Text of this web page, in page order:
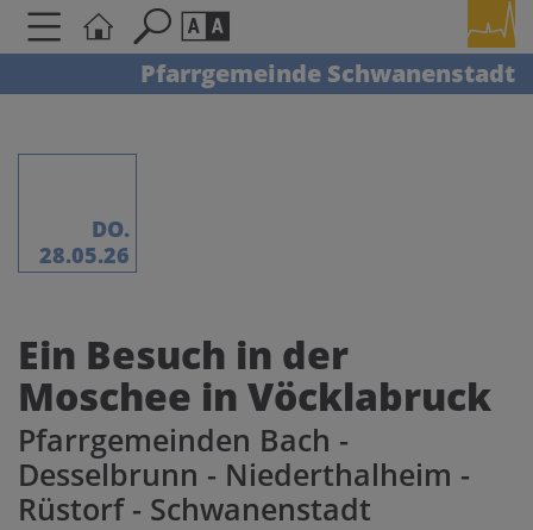
Pfarrgemeinde Schwanenstadt
Schriftgröße
AA
A A A A A
DO.
28.05.26
Ein Besuch in der
Moschee in Vöcklabruck
Pfarrgemeinden Bach -
Desselbrunn - Niederthalheim -
Rüstorf - Schwanenstadt